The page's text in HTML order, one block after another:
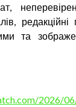
та
2026/